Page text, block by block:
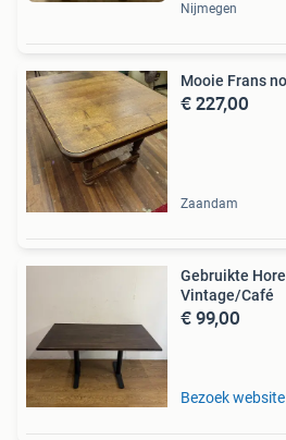
Nijmegen
Mooie Frans
€ 227,00
Zaandam
Gebruikte
Vintage/Café
€ 99,00
Bezoek website